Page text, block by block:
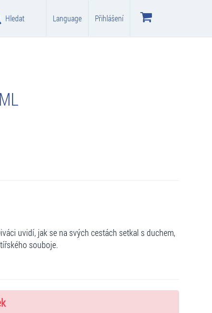
Hledat Language Přihlášení
uvidí, jak se na svých cestách setkal s duchem,
souboje.